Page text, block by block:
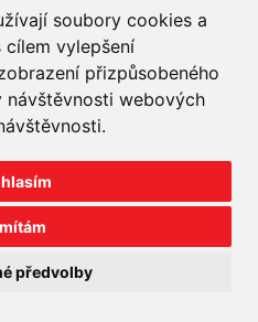
soubory cookies a
vylepšení
přizpůsobeného
návštěvnosti webových
předvolby
pneu.cz
nám